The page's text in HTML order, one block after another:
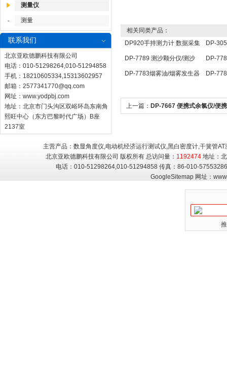
测量仪
- 测量
联系我们
北京亚欧德鹏科技有限公司
电话：010-51298264,010-51294858
手机：18210605334,15313602957
邮箱： 2577341770@qq.com
网址： www.yodpbj.com
地址：北京市门头沟区双峪环岛东南角
熙旺中心（东方巴黎时代广场）B座
2137室
相关同类产品：
DP920手持测力计 数据采集
分析仪 压力传感器仪表
DP-
定仪
DP-7789 测沙颗分仪/测沙
颗分仪/ 测沙颗检测仪
DP-
点温度
DP-7783烟雾油/烟雾发生器
DP-
上一篇： DP-7667 便携式余氯仪/便
主营产品：数显角度仪,电动机经济运行测试仪,黑白密度计,干簧管
北京亚欧德鹏科技有限公司 版权所有 总访问量： 1192474 地址：
电话：010-51298264,010-51294858 传真：86-010-
GoogleSitemap网址：